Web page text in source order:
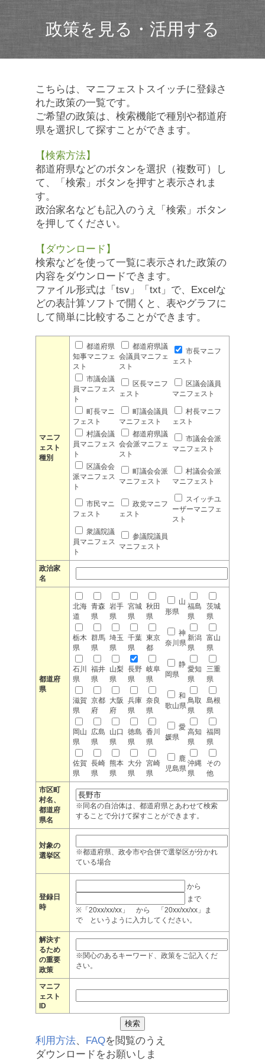
政策を見る・活用する
こちらは、マニフェストスイッチに登録さ
れた政策の一覧です。
ご希望の政策は、検索機能で種別や都道府
県を選択して探すことができます。
【検索方法】
都道府県などのボタンを選択（複数可）し
て、「検索」ボタンを押すと表示されま
す。
政治家名なども記入のうえ「検索」ボタン
を押してください。
【ダウンロード】
検索などを使って一覧に表示された政策の
内容をダウンロードできます。
ファイル形式は「tsv」「txt」で、Excelな
どの表計算ソフトで開くと、表やグラフに
して簡単に比較することができます。
マニフ
ェスト
種別
都道府県
知事マニフェ
スト
都道府県議
会議員マニフェ
スト
市長マニフ
ェスト
市議会議
員マニフェス
ト
区長マニフ
ェスト
区議会議員
マニフェスト
町長マニ
フェスト
町議会議員
マニフェスト
村長マニフ
ェスト
村議会議
員マニフェス
ト
都道府県議
会会派マニフェ
スト
市議会会派
マニフェスト
区議会会
派マニフェス
ト
町議会会派
マニフェスト
村議会会派
マニフェスト
市民マニ
フェスト
政党マニフ
ェスト
スイッチユ
ーザーマニフェ
スト
衆議院議
員マニフェス
ト
参議院議員
マニフェスト
政治家
名
都道府
県
北海
道
青森
県
岩手
県
宮城
県
秋田
県
山
形県
福島
県
茨城
県
栃木
県
群馬
県
埼玉
県
千葉
県
東京
都
神
奈川県
新潟
県
富山
県
石川
県
福井
県
山梨
県
長野
県
岐阜
県
静
岡県
愛知
県
三重
県
滋賀
県
京都
府
大阪
府
兵庫
県
奈良
県
和
歌山県
鳥取
県
島根
県
岡山
県
広島
県
山口
県
徳島
県
香川
県
愛
媛県
高知
県
福岡
県
佐賀
県
長崎
県
熊本
県
大分
県
宮崎
県
鹿
児島県
沖縄
県
その
他
市区町
村名、
都道府
県名
※同名の自治体は、都道府県とあわせて検索
することで分けて探すことができます。
対象の
選挙区
※都道府県、政令市や合併で選挙区が分かれ
ている場合
登録日
時
から
まで
※「20xx/xx/xx」 から 「20xx/xx/xx」ま
で というように入力してください。
解決す
るため
の重要
政策
※関心のあるキーワード、政策をご記入くだ
さい。
マニフ
ェスト
ID
利用方法、 FAQを閲覧のうえ
ダウンロードをお願いしま